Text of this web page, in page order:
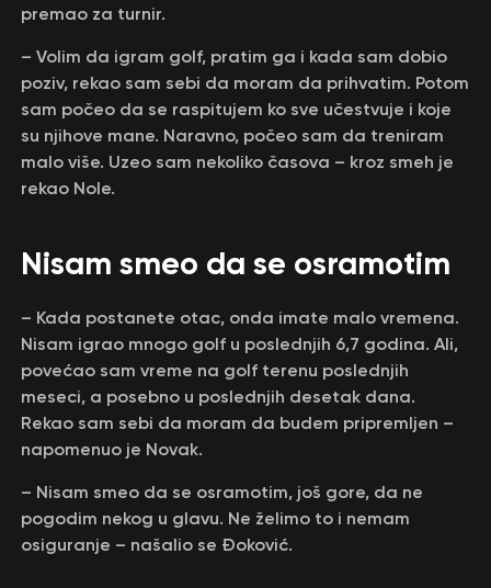
premao za turnir.
– Volim da igram golf, pratim ga i kada sam dobio
poziv, rekao sam sebi da moram da prihvatim. Potom
sam počeo da se raspitujem ko sve učestvuje i koje
su njihove mane. Naravno, počeo sam da treniram
malo više. Uzeo sam nekoliko časova – kroz smeh je
rekao Nole.
Nisam smeo da se osramotim
– Kada postanete otac, onda imate malo vremena.
Nisam igrao mnogo golf u poslednjih 6,7 godina. Ali,
povećao sam vreme na golf terenu poslednjih
meseci, a posebno u poslednjih desetak dana.
Rekao sam sebi da moram da budem pripremljen –
napomenuo je Novak.
– Nisam smeo da se osramotim, još gore, da ne
pogodim nekog u glavu. Ne želimo to i nemam
osiguranje – našalio se Đoković.